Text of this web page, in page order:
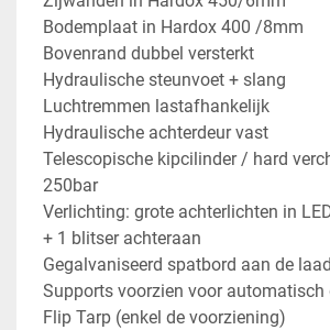
Bodemplaat in Hardox 400 /8mm
Bovenrand dubbel versterkt
Hydraulische steunvoet + slang
Luchtremmen lastafhankelijk
Hydraulische achterdeur vast
Telescopische kipcilinder / hard
250bar
Verlichting: grote achterlichten in
+ 1 blitser achteraan
Gegalvaniseerd spatbord aan de
Supports voorzien voor automatisch
Flip Tarp (enkel de voorziening)